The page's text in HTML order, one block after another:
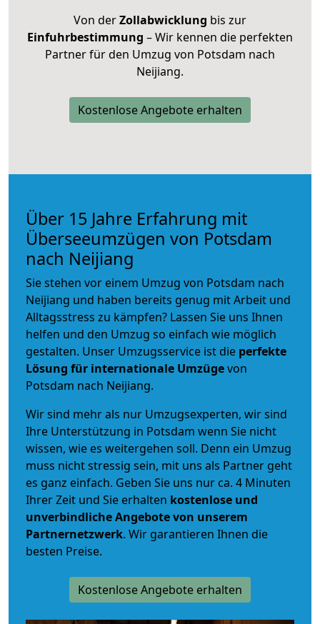
Von derZollabwicklung bis zur
Einfuhrbestimmung – Wir kennen die perfekten
Partner für den Umzug von Potsdam nach
Neijiang.
Kostenlose Angebote erhalten
Über 15 Jahre Erfahrung mit
Überseeumzügen von Potsdam
nach Neijiang
Sie stehen vor einem Umzug von Potsdam nach
Neijiang und haben bereits genug mit Arbeit und
Alltagsstress zu kämpfen? Lassen Sie uns Ihnen
helfen und den Umzug so einfach wie möglich
gestalten. Unser Umzugsservice ist die perfekte
Lösung für internationale Umzügevon
Potsdam nach Neijiang.
Wir sind mehr als nur Umzugsexperten, wir sind
Ihre Unterstützung in Potsdam wenn Sie nicht
wissen, wie es weitergehen soll. Denn ein Umzug
muss nicht stressig sein, mit uns als Partner geht
es ganz einfach. Geben Sie uns nur ca. 4 Minuten
Ihrer Zeit und Sie erhalten kostenlose und
unverbindlicheAngebote von unserem
Partnernetzwerk. Wir garantieren Ihnen die
besten Preise.
Kostenlose Angebote erhalten